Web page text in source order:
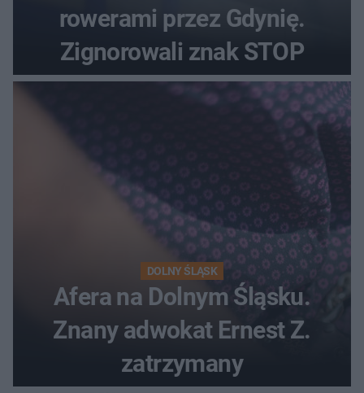
rowerami przez Gdynię.
Zignorowali znak STOP
DOLNY ŚLĄSK
Afera na Dolnym Śląsku.
Znany adwokat Ernest Z.
zatrzymany